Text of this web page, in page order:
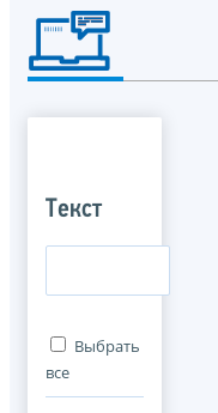
Текст
Выбрать
все